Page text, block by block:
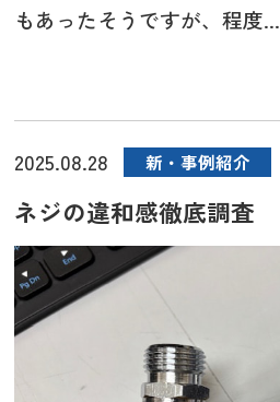
もあったそうですが、程度...
2025.08.28 新・事例紹介
ネジの違和感徹底調査